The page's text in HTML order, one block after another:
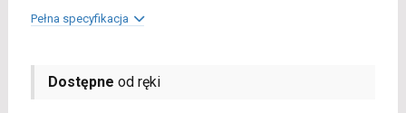
Pełna specyfikacja
Dostępne od ręki